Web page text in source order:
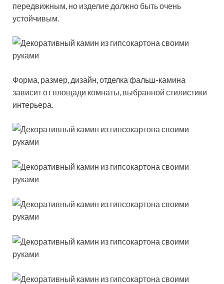
передвижным, но изделие должно быть очень
устойчивым.
Форма, размер, дизайн, отделка фальш-камина
зависит от площади комнаты, выбранной стилистики
интерьера.